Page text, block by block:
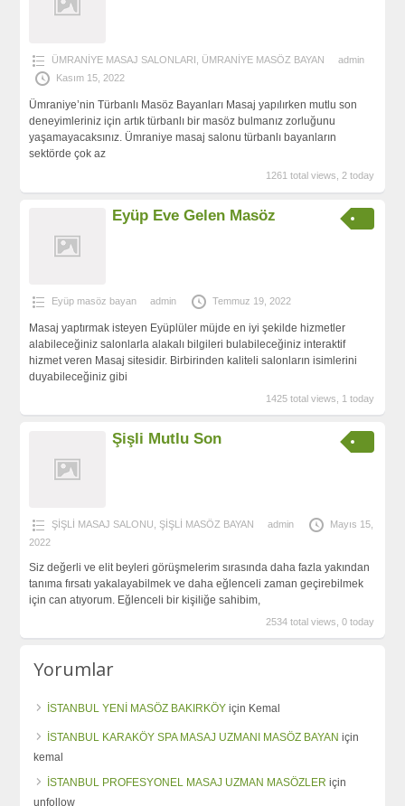
ÜMRANİYE MASAJ SALONLARI ÜMRANİYE MASÖZ BAYAN
admin
Kasım 15, 2022
Ümraniye’nin Türbanlı Masöz Bayanları Masaj yapılırken mutlu son
deneyimleriniz için artık türbanlı bir masöz bulmanız zorluğunu
yaşamayacaksınız. Ümraniye masaj salonu türbanlı bayanların
sektörde çok az
1261 total views, 2 today
Eyüp Eve Gelen Masöz
Eyüp masöz bayan admin Temmuz 19, 2022
Masaj yaptırmak isteyen Eyüplüler müjde en iyi şekilde hizmetler
alabileceğiniz salonlarla alakalı bilgileri bulabileceğiniz interaktif
hizmet veren Masaj sitesidir. Birbirinden kaliteli salonların isimlerini
duyabileceğiniz gibi
1425 total views, 1 today
Şişli Mutlu Son
ŞİŞLİ MASAJ SALONU ŞİŞLİ MASÖZ BAYAN admin
Mayıs 15,
2022
Siz değerli ve elit beyleri görüşmelerim sırasında daha fazla yakından
tanıma fırsatı yakalayabilmek ve daha eğlenceli zaman geçirebilmek
için can atıyorum. Eğlenceli bir kişiliğe sahibim,
2534 total views, 0 today
Yorumlar
İSTANBUL YENİ MASÖZ BAKIRKÖY için Kemal
İSTANBUL KARAKÖY SPA MASAJ UZMANI MASÖZ BAYAN için
kemal
İSTANBUL PROFESYONEL MASAJ UZMAN MASÖZLER için
unfollow